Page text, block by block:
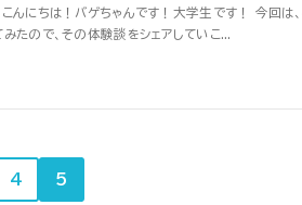
んにちは！バゲちゃんです！大学生です！ 今回は
たので、その体験談をシェアしていこ...
4 5